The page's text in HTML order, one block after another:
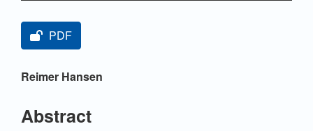
Artikel-Sidebar
PDF
Hauptsächlicher Artikelinhalt
Reimer Hansen
Abstract